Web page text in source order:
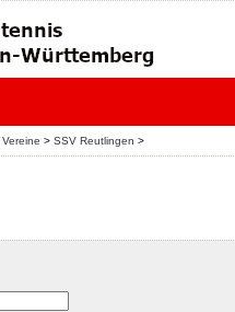
Vereine > SSV Reutlingen >